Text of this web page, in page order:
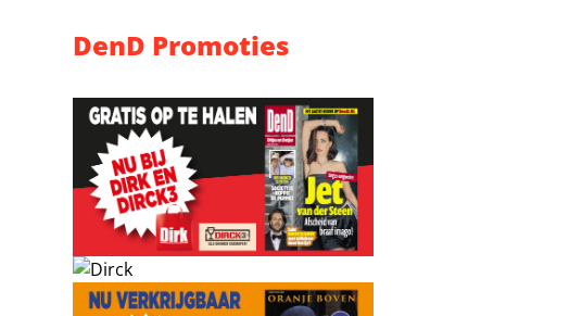
DenD Promoties